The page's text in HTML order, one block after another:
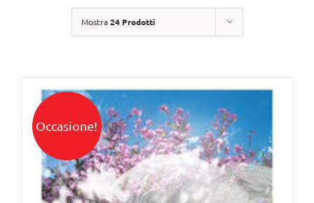
Mostra24 Prodotti
Occasione!